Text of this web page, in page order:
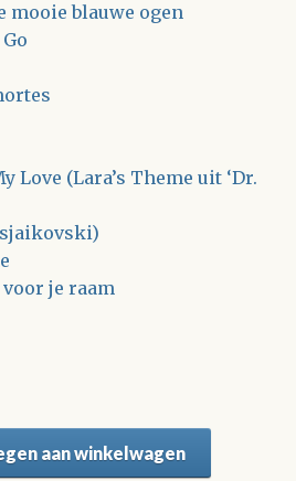
mooie blauwe ogen
Love (Lara’s Theme uit ‘Dr.
je raam
aan winkelwagen